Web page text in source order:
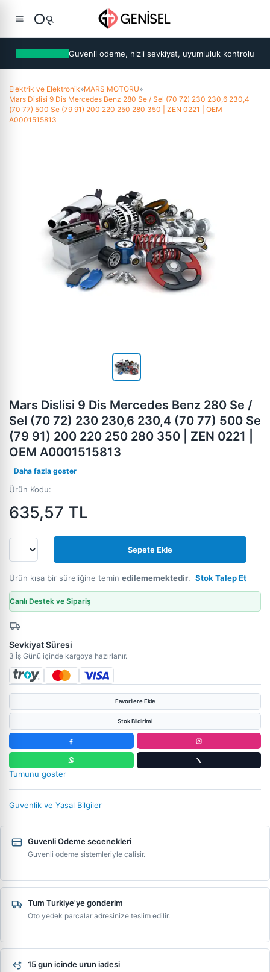
Guvenli odeme, hizli sevkiyat, uyumluluk kontrolu
Elektrik ve Elektronik»MARS MOTORU»
Mars Dislisi 9 Dis Mercedes Benz 280 Se / Sel (70 72) 230 230,6 230,4
(70 77) 500 Se (79 91) 200 220 250 280 350 | ZEN 0221 | OEM
A0001515813
Mars Dislisi 9 Dis Mercedes Benz 280 Se /
Sel (70 72) 230 230,6 230,4 (70 77) 500 Se
(79 91) 200 220 250 280 350 | ZEN 0221 |
OEM A0001515813
Daha fazla goster
Ürün Kodu:
635,57 TL
Sepete Ekle
Ürün kısa bir süreliğine temin edilememektedir. Stok Talep Et
Canlı Destek ve Sipariş
Sevkiyat Süresi
3 İş Günü içinde kargoya hazırlanır.
Favorilere Ekle
Stok Bildirimi
Tumunu goster
Guvenlik ve Yasal Bilgiler
Guvenli Odeme secenekleri
Guvenli odeme sistemleriyle calisir.
Tum Turkiye'ye gonderim
Oto yedek parcalar adresinize teslim edilir.
15 gun icinde urun iadesi